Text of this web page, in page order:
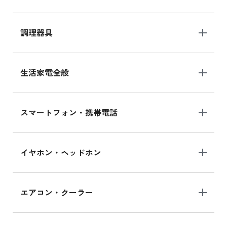
調理器具
生活家電全般
スマートフォン・携帯電話
イヤホン・ヘッドホン
エアコン・クーラー